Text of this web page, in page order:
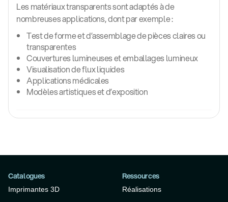
Les matériaux transparents sont adaptés à de
nombreuses applications, dont par exemple :
Test de forme et d’assemblage de pièces claires ou
transparentes
Couvertures lumineuses et emballages lumineux
Visualisation de flux liquides
Applications médicales
Modèles artistiques et d’exposition
Catalogues
Imprimantes 3D
Ressources
Réalisations